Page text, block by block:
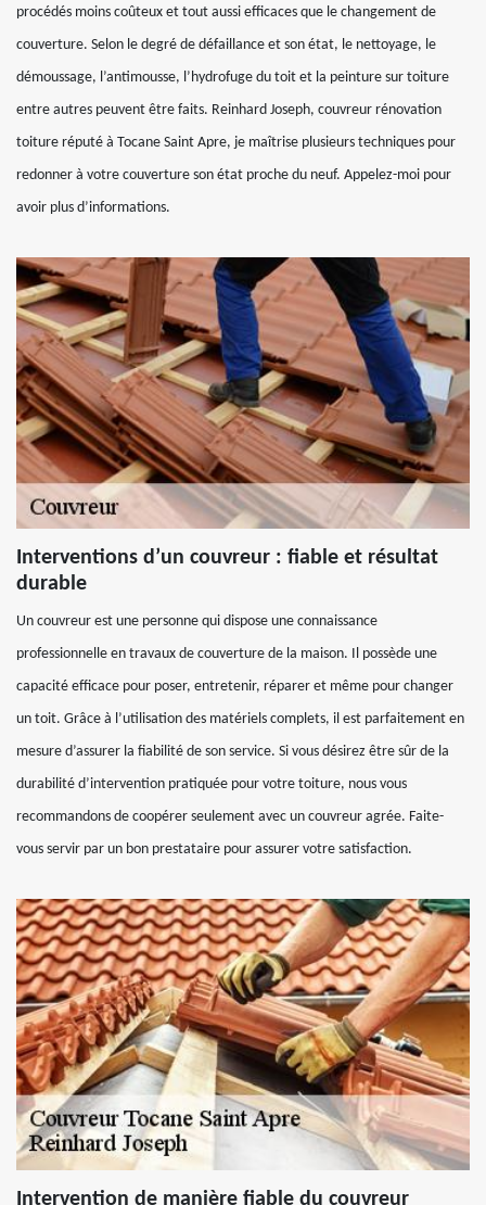
procédés moins coûteux et tout aussi efficaces que le changement de
couverture. Selon le degré de défaillance et son état, le nettoyage, le
démoussage, l’antimousse, l’hydrofuge du toit et la peinture sur toiture
entre autres peuvent être faits. Reinhard Joseph, couvreur rénovation
toiture réputé à Tocane Saint Apre, je maîtrise plusieurs techniques pour
redonner à votre couverture son état proche du neuf. Appelez-moi pour
avoir plus d’informations.
Interventions d’un couvreur : fiable et résultat
durable
Un couvreur est une personne qui dispose une connaissance
professionnelle en travaux de couverture de la maison. Il possède une
capacité efficace pour poser, entretenir, réparer et même pour changer
un toit. Grâce à l’utilisation des matériels complets, il est parfaitement en
mesure d’assurer la fiabilité de son service. Si vous désirez être sûr de la
durabilité d’intervention pratiquée pour votre toiture, nous vous
recommandons de coopérer seulement avec un couvreur agrée. Faite-
vous servir par un bon prestataire pour assurer votre satisfaction.
Intervention de manière fiable du couvreur